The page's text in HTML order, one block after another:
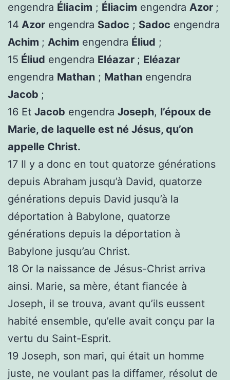
engendra Éliacim ; Éliacim engendra Azor ;
14 Azor engendra Sadoc ; Sadoc engendra
Achim ; Achim engendra Éliud ;
15 Éliud engendra Eléazar ; Eléazar
engendra Mathan ; Mathan engendra
Jacob ;
16 Et Jacob engendra Joseph, l’époux de
Marie, de laquelle est né Jésus, qu’on
appelle Christ.
17 Il y a donc en tout quatorze générations
depuis Abraham jusqu’à David, quatorze
générations depuis David jusqu’à la
déportation à Babylone, quatorze
générations depuis la déportation à
Babylone jusqu’au Christ.
18 Or la naissance de Jésus-Christ arriva
ainsi. Marie, sa mère, étant fiancée à
Joseph, il se trouva, avant qu’ils eussent
habité ensemble, qu’elle avait conçu par la
vertu du Saint-Esprit.
19 Joseph, son mari, qui était un homme
juste, ne voulant pas la diffamer, résolut de